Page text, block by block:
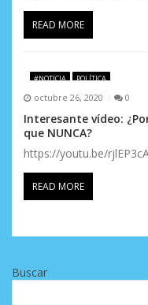
READ MORE
#NOTICIA POLÍTICA
octubre 26, 2020 0
Interesante vídeo:
que NUNCA?
https://youtu.be/
READ MORE
Buscar